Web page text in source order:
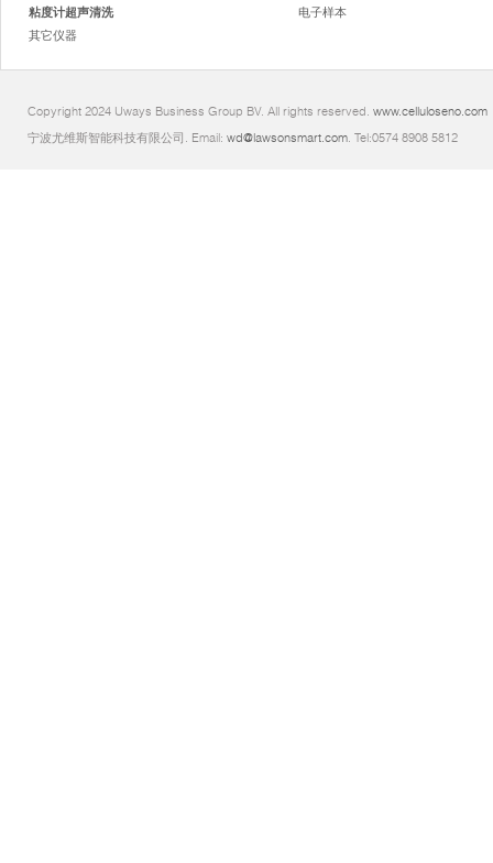
粘度计超声清洗
其它仪器
电子样本
Copyright 2024 Uways Business Group BV. All rights reserved. www.celluloseno.com
宁波尤维斯智能科技有限公司. Email: wd@lawsonsmart.com. Tel:0574 8908 5812